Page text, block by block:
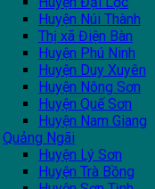
Huyện Núi Thành
Thị xã Điện Bàn
Huyện Phú Ninh
Huyện Duy Xuyên
Huyện Nông Sơn
Huyện Quế Sơn
Huyện Nam Giang
Quảng Ngãi
Huyện Lý Sơn
Huyện Trà Bồng